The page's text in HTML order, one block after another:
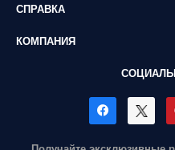
СПРАВКА
КОМПАНИЯ